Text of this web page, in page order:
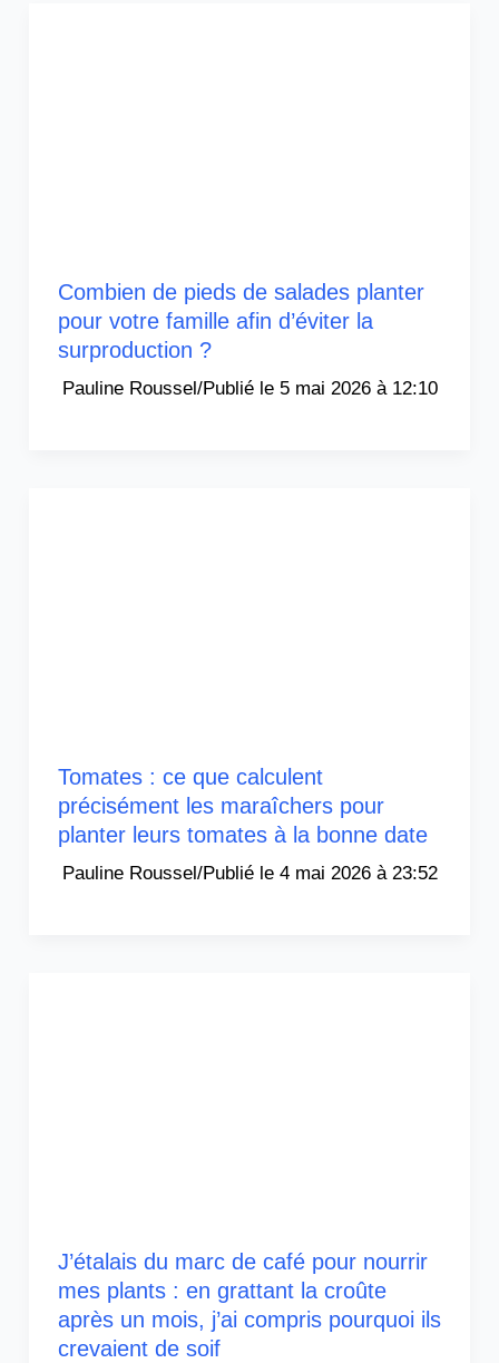
Combien de pieds de salades planter
pour votre famille afin d’éviter la
surproduction ?
Pauline Roussel/ 5 mai 2026 à 12:10
Tomates : ce que calculent
précisément les maraîchers pour
planter leurs tomates à la bonne date
Pauline Roussel/ 4 mai 2026 à 23:52
J’étalais du marc de café pour nourrir
mes plants : en grattant la croûte
après un mois, j’ai compris pourquoi ils
crevaient de soif